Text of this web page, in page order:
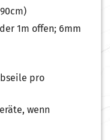
1m offen; 6mm
pro
wenn